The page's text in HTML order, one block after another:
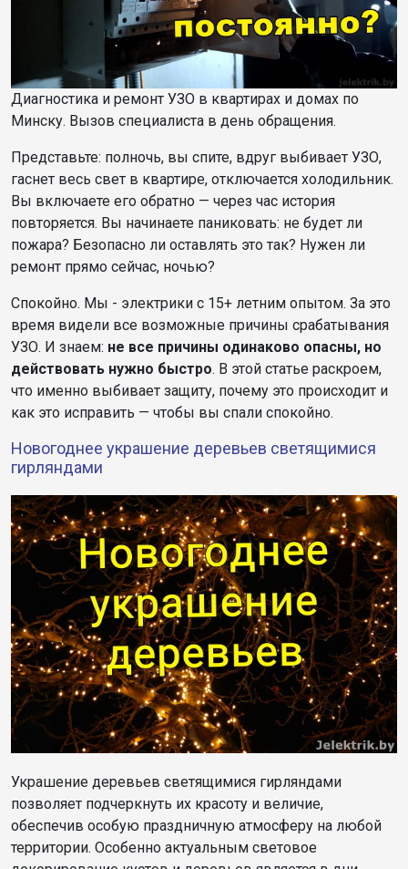
Диагностика и ремонт УЗО в квартирах и домах по
Минску. Вызов специалиста в день обращения.
Представьте: полночь, вы спите, вдруг выбивает УЗО,
гаснет весь свет в квартире, отключается холодильник.
Вы включаете его обратно — через час история
повторяется. Вы начинаете паниковать: не будет ли
пожара? Безопасно ли оставлять это так? Нужен ли
ремонт прямо сейчас, ночью?
Спокойно. Мы - электрики с 1 5+ летним опытом. За это
время видели все возможные причины срабатывания
УЗО. И знаем: не все причины одинаково опасны, но
действовать нужно быстро. В этой статье раскроем,
что именно выбивает защиту, почему это происходит и
как это исправить — чтобы вы спали спокойно.
Новогоднее украшение деревьев светящимися
гирляндами
Украшение деревьев светящимися гирляндами
позволяет подчеркнуть их красоту и величие,
обеспечив особую праздничную атмосферу на любой
территории. Особенно актуальным световое